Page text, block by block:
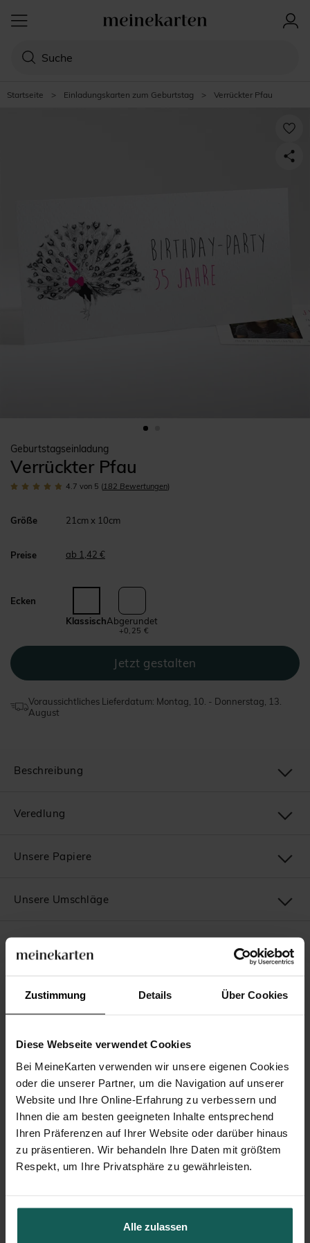
Zustimmung Details Über Cookies
Diese Webseite verwendet Cookies
Bei MeineKarten verwenden wir unsere eigenen Cookies
oder die unserer Partner, um die Navigation auf unserer
Website und Ihre Online-Erfahrung zu verbessern und
Ihnen die am besten geeigneten Inhalte entsprechend
Ihren Präferenzen auf Ihrer Website oder darüber hinaus
zu präsentieren. Wir behandeln Ihre Daten mit größtem
Respekt, um Ihre Privatsphäre zu gewährleisten.
Alle zulassen
Startseite > Einladungskarten zum Geburtstag > Verrückter Pfau
Geburtstagseinladung
Verrückter Pfau
4.7 von 5 (182 Bewertungen)
Größe 21cm x 10cm
Preise ab 1,42 €
Ecken
KlassischAbgerundet
+0,25 €
Voraussichtliches Lieferdatum: Montag, 10. - Donnerstag, 13.
August
Beschreibung
Veredlung
Unsere Papiere
Unsere Umschläge
Unsere Verpflichtungen
Das könnte Ihnen auch gefallen